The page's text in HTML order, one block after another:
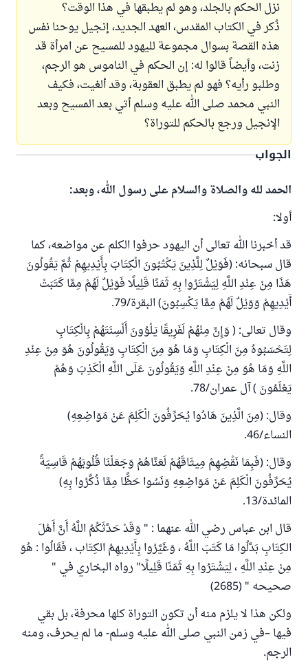
نزل الحكم بالجلد، وهو لم يطبقها في هذا الوقت؟
ذُكر في الكتاب المقدس، العهد الجديد، إنجيل يوحنا نفس
هذه القصة بسوال مجموعة لليهود للمسيح عن امرأة قد
زنت، وأيضاً قالوا له: إن الحكم في الناموس هو الرجم،
وطلبو رأيه؟ فهو لم يطبق العقوبة، وقد ألغيت، فكيف
النبي محمد صلى الله عليه وسلم أتي بعد المسيح وبعد
الإنجيل ورجع بالحكم للتوراة؟
الجواب
الحمد لله والصلاة والسلام على رسول الله، وبعد:
أولا:
قد أخبرنا الله تعالى أن اليهود حرفوا الكلم عن مواضعه، كما
قال سبحانه: (فَوَيْلٌ لِلَّذِينَ يَكْتُبُونَ الْكِتَابَ بِأَيْدِيهِمْ ثُمَّ يَقُولُونَ
هَذَا مِنْ عِنْدِ اللَّهِ لِيَشْتَرُوا بِهِ ثَمَنًا قَلِيلًا فَوَيْلٌ لَهُمْ مِمَّا كَتَبَتْ
أَيْدِيهِمْ وَوَيْلٌ لَهُمْ مِمَّا يَكْسِبُونَ) البقرة/79.
وقال تعالى: ( وَإِنَّ مِنْهُمْ لَفَرِيقًا يَلْوُونَ أَلْسِنَتَهُمْ بِالْكِتَابِ
لِتَحْسَبُوهُ مِنَ الْكِتَابِ وَمَا هُوَ مِنَ الْكِتَابِ وَيَقُولُونَ هُوَ مِنْ عِنْدِ
اللَّهِ وَمَا هُوَ مِنْ عِنْدِ اللَّهِ وَيَقُولُونَ عَلَى اللَّهِ الْكَذِبَ وَهُمْ
يَعْلَمُونَ ) آل عمران/78.
وقال: (مِنَ الَّذِينَ هَادُوا يُحَرِّفُونَ الْكَلِمَ عَنْ مَوَاضِعِهِ)
النساء/46.
وقال: (فَبِمَا نَقْضِهِمْ مِيثَاقَهُمْ لَعَنَّاهُمْ وَجَعَلْنَا قُلُوبَهُمْ قَاسِيَةً
يُحَرِّفُونَ الْكَلِمَ عَنْ مَوَاضِعِهِ وَنَسُوا حَظًّا مِمَّا ذُكِّرُوا بِهِ)
المائدة/13.
قال ابن عباس رضي الله عنهما : " وَقَدْ حَدَّثَكُمُ اللَّهُ أَنَّ أَهْلَ
الكِتَابِ بَدَّلُوا مَا كَتَبَ اللَّهُ ، وَغَيَّرُوا بِأَيْدِيهِمُ الكِتَاب ، فَقَالُوا : هُوَ
مِنْ عِنْدِ اللَّهِ ، لِيَشْتَرُوا بِهِ ثَمَنًا قَلِيلًا" رواه البخاري في "
صحيحه " (2685)
ولكن هذا لا يلزم منه أن تكون التوراة كلها محرفة، بل بقي
فيها –في زمن النبي صلى الله عليه وسلم- ما لم يحرف، ومنه
الرجم.